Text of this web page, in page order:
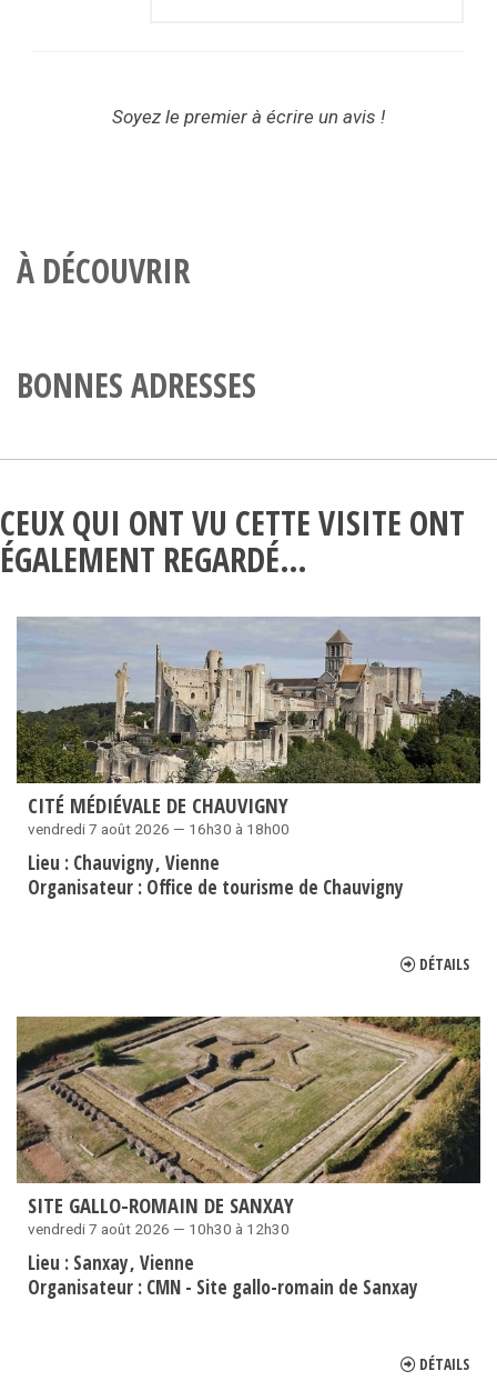
Soyez le premier à écrire un avis !
À DÉCOUVRIR
BONNES ADRESSES
CEUX QUI ONT VU CETTE VISITE ONT
ÉGALEMENT REGARDÉ…
CITÉ MÉDIÉVALE DE CHAUVIGNY
vendredi 7 août 2026 — 16h30 à 18h00
Lieu : Chauvigny Vienne
Organisateur : Office de tourisme de Chauvigny
DÉTAILS
SITE GALLO-ROMAIN DE SANXAY
vendredi 7 août 2026 — 10h30 à 12h30
Lieu : Sanxay Vienne
Organisateur : CMN - Site gallo-romain de Sanxay
DÉTAILS